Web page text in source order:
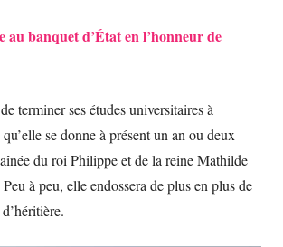
au banquet d’État en l’honneur de
terminer ses études universitaires à
se donne à présent un an ou deux
du roi Philippe et de la reine Mathilde
à peu, elle endossera de plus en plus de